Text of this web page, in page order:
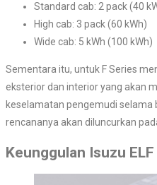
Standard cab: 2 pack (40
High cab: 3 pack (60 kWh)
Wide cab: 5 kWh (100 kWh)
Sementara itu, untuk F Series
eksterior dan interior yang akan
keselamatan pengemudi selama
rencananya akan diluncurkan
Keunggulan Isuzu